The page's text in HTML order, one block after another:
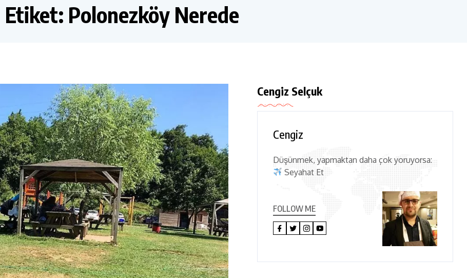
Etiket: Polonezköy Nerede
Cengiz Selçuk
Cengiz
Düşünmek, yapmaktan daha çok yoruyorsa:
Seyahat Et
FOLLOW ME